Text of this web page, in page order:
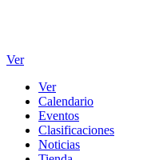
Ver
Ver
Calendario
Eventos
Clasificaciones
Noticias